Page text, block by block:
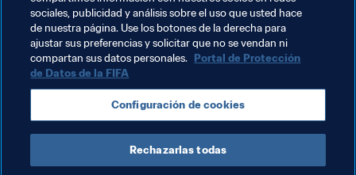
Temas relacionados
Presidente de la FIFA Organización
Organización Indonesia AFC
sociales, publicidad y análisis sobre el uso que usted hace
de nuestra página. Use los botones de la derecha para
ajustar sus preferencias y solicitar que no se vendan ni
compartan sus datos personales. Portal de Protección
de Datos de la FIFA
Configuración de cookies
Rechazarlas todas